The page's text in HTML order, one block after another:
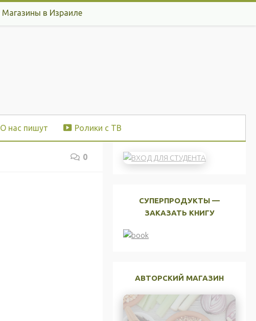
Магазины в Израиле
О нас пишут Ролики с ТВ
0
СУПЕРПРОДУКТЫ —
ЗАКАЗАТЬ КНИГУ
АВТОРСКИЙ МАГАЗИН